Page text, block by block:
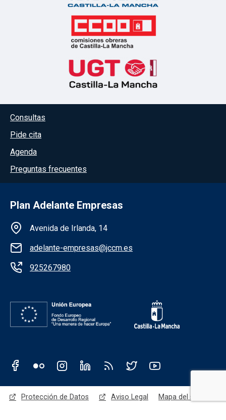
Menú del pie
Consultas
Pide cita
Agenda
Preguntas frecuentes
Plan Adelante Empresas
Información de la institución
Avenida de Irlanda, 14
adelante-empresas@jccm.es
925267980
Redes sociales JCCM
Menú legal
Protección de Datos Aviso Legal Mapa del sitio